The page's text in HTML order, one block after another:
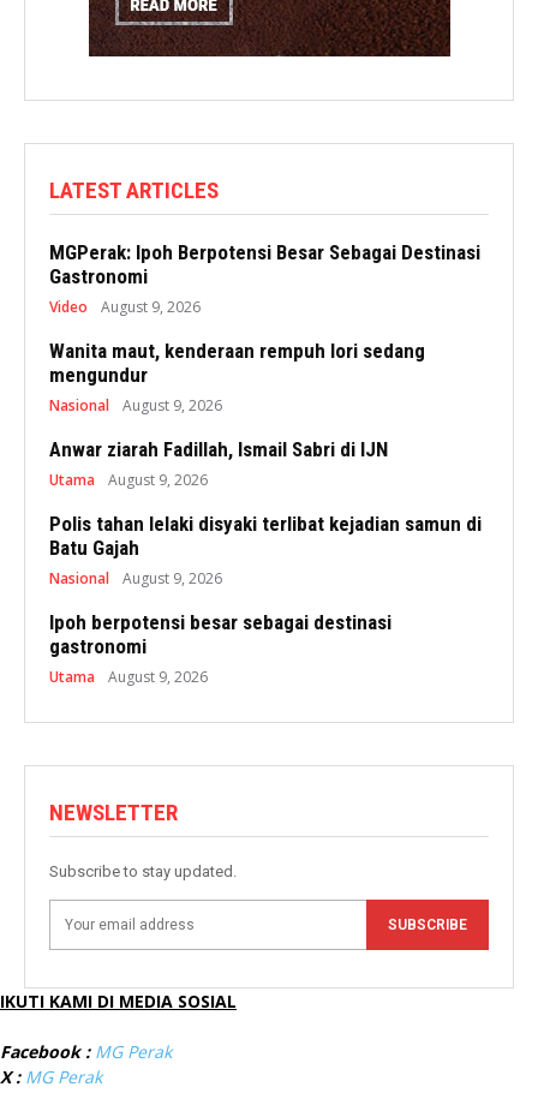
LATEST ARTICLES
MGPerak: Ipoh Berpotensi Besar Sebagai Destinasi
Gastronomi
Video August 9, 2026
Wanita maut, kenderaan rempuh lori sedang
mengundur
Nasional August 9, 2026
Anwar ziarah Fadillah, Ismail Sabri di IJN
Utama August 9, 2026
Polis tahan lelaki disyaki terlibat kejadian samun di
Batu Gajah
Nasional August 9, 2026
Ipoh berpotensi besar sebagai destinasi
gastronomi
Utama August 9, 2026
NEWSLETTER
Subscribe to stay updated.
SUBSCRIBE
IKUTI KAMI DI MEDIA SOSIAL
Facebook : MG Perak
X : MG Perak